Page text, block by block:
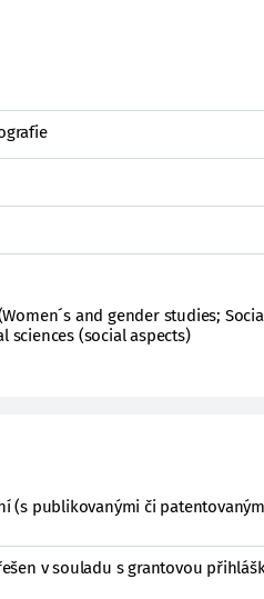
and gender studies;
sciences (social aspects)
(s publikovanými či
v souladu s grantovou